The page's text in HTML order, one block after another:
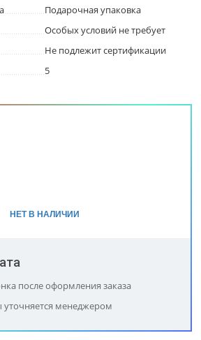
Подарочная упаковка
Особых условий не требует
Не подлежит сертификации
5
НЕТ В НАЛИЧИИ
после оформления заказа
уточняется менеджером